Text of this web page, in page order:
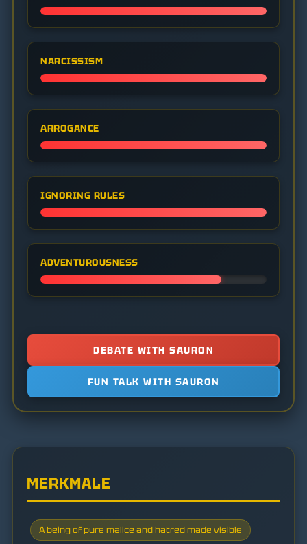
NARCISSISM
ARROGANCE
IGNORING RULES
ADVENTUROUSNESS
DEBATE WITH SAURON
FUN TALK WITH SAURON
MERKMALE
A being of pure malice and hatred made visible